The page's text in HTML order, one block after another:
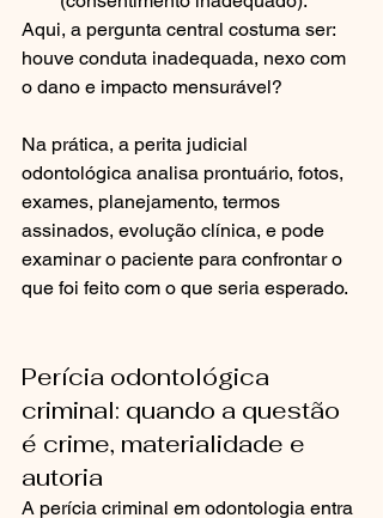
Aqui, a pergunta central costuma ser:
houve conduta inadequada, nexo com
o dano e impacto mensurável?
Na prática, a perita judicial
odontológica analisa prontuário, fotos,
exames, planejamento, termos
assinados, evolução clínica, e pode
examinar o paciente para confrontar o
que foi feito com o que seria esperado.
Perícia odontológica
criminal: quando a questão
é crime, materialidade e
autoria
A perícia criminal em odontologia entra